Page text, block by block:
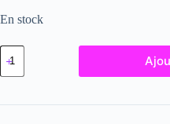
En stock
quantité
de
Josee,
2023